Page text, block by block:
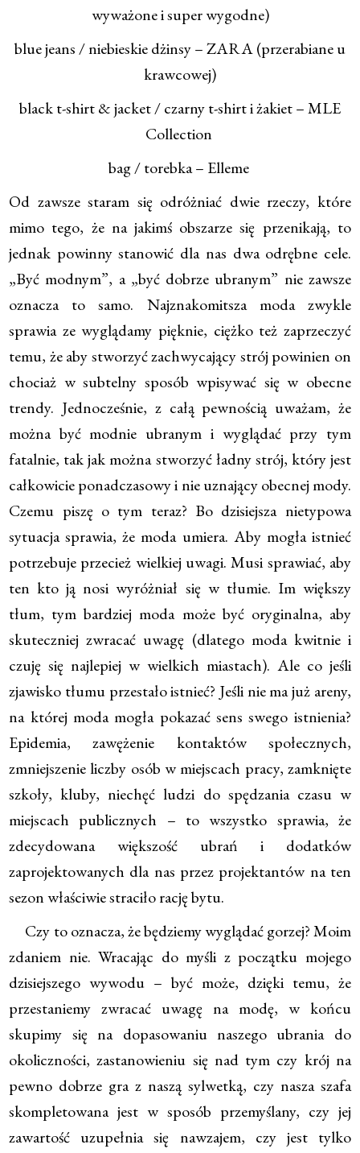
wyważone i super wygodne)
blue jeans / niebieskie dżinsy – ZARA (przerabiane u
krawcowej)
black t-shirt & jacket / czarny t-shirt i żakiet – MLE
Collection
bag / torebka – Elleme
Od zawsze staram się odróżniać dwie rzeczy, które
mimo tego, że na jakimś obszarze się przenikają, to
jednak powinny stanowić dla nas dwa odrębne cele.
„Być modnym”, a „być dobrze ubranym” nie zawsze
oznacza to samo. Najznakomitsza moda zwykle
sprawia ze wyglądamy pięknie, ciężko też zaprzeczyć
temu, że aby stworzyć zachwycający strój powinien on
chociaż w subtelny sposób wpisywać się w obecne
trendy. Jednocześnie, z całą pewnością uważam, że
można być modnie ubranym i wyglądać przy tym
fatalnie, tak jak można stworzyć ładny strój, który jest
całkowicie ponadczasowy i nie uznający obecnej mody.
Czemu piszę o tym teraz? Bo dzisiejsza nietypowa
sytuacja sprawia, że moda umiera. Aby mogła istnieć
potrzebuje przecież wielkiej uwagi. Musi sprawiać, aby
ten kto ją nosi wyróżniał się w tłumie. Im większy
tłum, tym bardziej moda może być oryginalna, aby
skuteczniej zwracać uwagę (dlatego moda kwitnie i
czuję się najlepiej w wielkich miastach). Ale co jeśli
zjawisko tłumu przestało istnieć? Jeśli nie ma już areny,
na której moda mogła pokazać sens swego istnienia?
Epidemia, zawężenie kontaktów społecznych,
zmniejszenie liczby osób w miejscach pracy, zamknięte
szkoły, kluby, niechęć ludzi do spędzania czasu w
miejscach publicznych – to wszystko sprawia, że
zdecydowana większość ubrań i dodatków
zaprojektowanych dla nas przez projektantów na ten
sezon właściwie straciło rację bytu.
Czy to oznacza, że będziemy wyglądać gorzej? Moim
zdaniem nie. Wracając do myśli z początku mojego
dzisiejszego wywodu – być może, dzięki temu, że
przestaniemy zwracać uwagę na modę, w końcu
skupimy się na dopasowaniu naszego ubrania do
okoliczności, zastanowieniu się nad tym czy krój na
pewno dobrze gra z naszą sylwetką, czy nasza szafa
skompletowana jest w sposób przemyślany, czy jej
zawartość uzupełnia się nawzajem, czy jest tylko